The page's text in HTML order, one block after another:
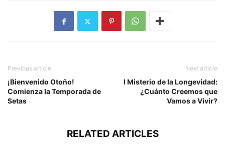
Previous article
¡Bienvenido Otoño!
Comienza la Temporada de
Setas
Next article
l Misterio de la Longevidad:
¿Cuánto Creemos que
Vamos a Vivir?
RELATED ARTICLES